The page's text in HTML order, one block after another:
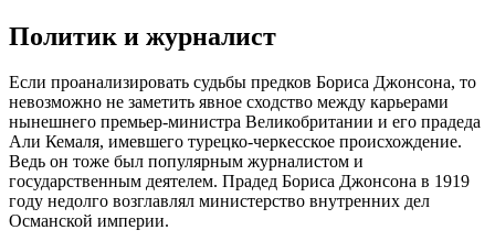
Политик и журналист
Если проанализировать судьбы предков Бориса Джонсона, то
невозможно не заметить явное сходство между карьерами
нынешнего премьер-министра Великобритании и его прадеда
Али Кемаля, имевшего турецко-черкесское происхождение.
Ведь он тоже был популярным журналистом и
государственным деятелем. Прадед Бориса Джонсона в 1919
году недолго возглавлял министерство внутренних дел
Османской империи.